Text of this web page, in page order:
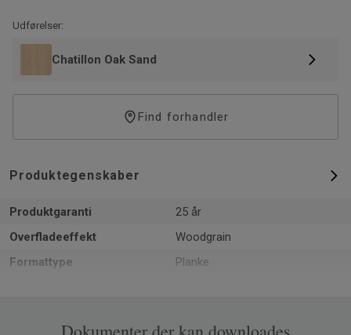
Udførelser:
Chatillon Oak Sand
Find forhandler
Produktegenskaber
Produktgaranti
25 år
Overfladeeffekt
Woodgrain
Formattype
Planke